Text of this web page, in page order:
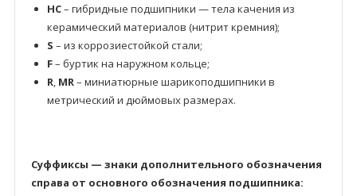
HC– гибридные подшипники — тела качения из
керамический материалов (нитрит кремния);
S – из коррозиестойкой стали;
F– буртик на наружном кольце;
R, MR– миниатюрные шарикоподшипники в
метрический и дюймовых размерах.
Суффиксы — знаки дополнительного обозначения
справа от основного обозначения подшипника: